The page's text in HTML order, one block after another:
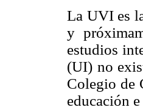
La UVI es
y
estudios
(UI) no
Colegio de
educación